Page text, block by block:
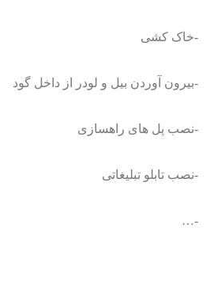
-خاک کشی
-بیرون آوردن بیل و لودر از داخل گود
-نصب پل های راهسازی
-نصب تابلو تبلیغاتی
-…